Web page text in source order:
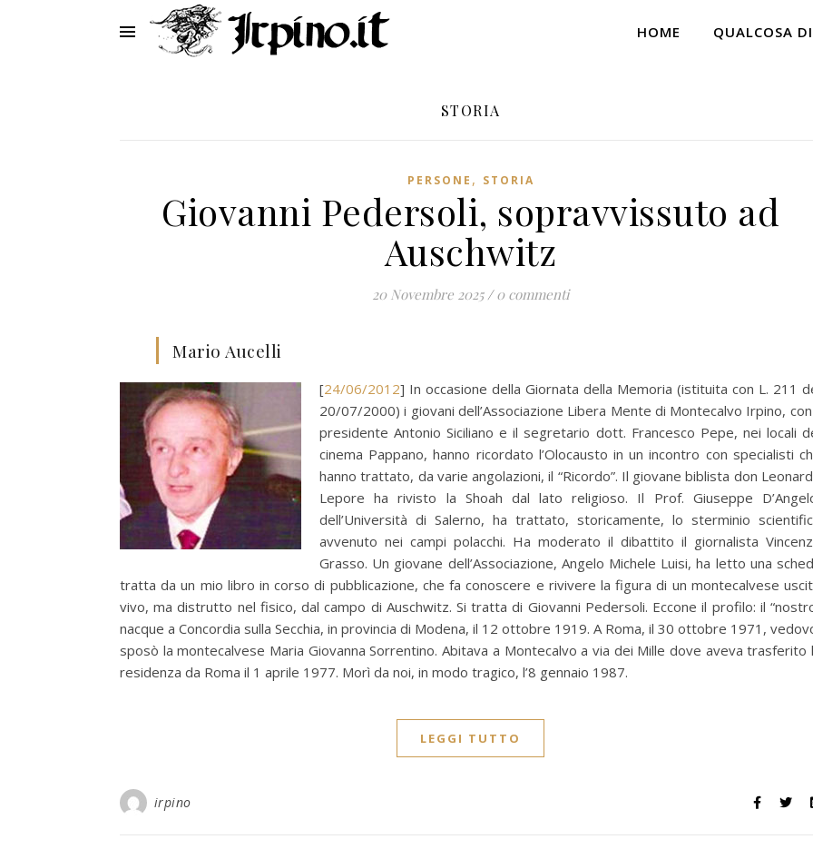
HOME QUALCOSA
STORIA
PERSONE , STORIA
Giovanni Pedersoli, sopravvissuto ad
Auschwitz
20 Novembre 2025 / 0 commenti
Mario Aucelli
[24/06/2012] In occasione della Giornata della Memoria (istituita con L. 211
20/07/2000) i giovani dell’Associazione Libera Mente di Montecalvo Irpino,
presidente Antonio Siciliano e il segretario dott. Francesco Pepe, nei locali
cinema Pappano, hanno ricordato l’Olocausto in un incontro con specialisti
hanno trattato, da varie angolazioni, il “Ricordo”. Il giovane biblista don
Lepore ha rivisto la Shoah dal lato religioso. Il Prof. Giuseppe
dell’Università di Salerno, ha trattato, storicamente, lo sterminio
avvenuto nei campi polacchi. Ha moderato il dibattito il giornalista
Grasso. Un giovane dell’Associazione, Angelo Michele Luisi, ha letto una
tratta da un mio libro in corso di pubblicazione, che fa conoscere e rivivere la figura di un montecalvese
vivo, ma distrutto nel fisico, dal campo di Auschwitz. Si tratta di Giovanni Pedersoli. Eccone il profilo: il
nacque a Concordia sulla Secchia, in provincia di Modena, il 12 ottobre 1919. A Roma, il 30 ottobre 1971,
sposò la montecalvese Maria Giovanna Sorrentino. Abitava a Montecalvo a via dei Mille dove aveva trasferito
residenza da Roma il 1 aprile 1977. Morì da noi, in modo tragico, l’8 gennaio 1987.
LEGGI TUTTO
irpino